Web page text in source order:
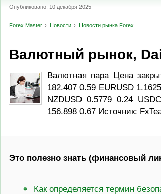
Опубликовано: 10 декабря 2025
Forex Master Новости Новости рынка Forex
Валютный рынок,
Валютная пара Цена
182.407 0.59 EURUSD
NZDUSD 0.5779 0.24
156.898 0.67 Источник:
Это полезно знать (финансовый
Как определяется термин